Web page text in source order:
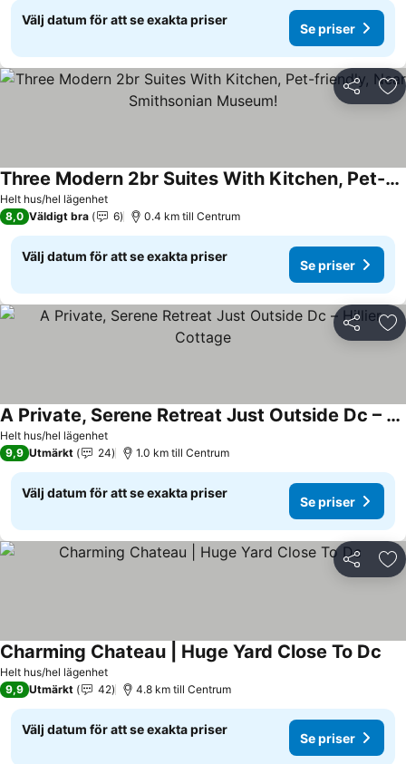
Välj datum för att se exakta priser
Se priser
Dela
Helt hus/hel lägenhet
Three Modern 2br Suites With Kitchen, Pet-friendly, Near Smithsonian Museum!
Se priser
8,0 Väldigt bra 6 0.4 km till Centrum
Välj datum för att se exakta priser
Se priser
Dela
Helt hus/hel lägenhet
A Private, Serene Retreat Just Outside Dc – Hillier Cottage
Se priser
9,9 Utmärkt 24 1.0 km till Centrum
Välj datum för att se exakta priser
Se priser
Dela
Helt hus/hel lägenhet
Charming Chateau | Huge Yard Close To Dc
9,9 Utmärkt 42 4.8 km till Centrum
Välj datum för att se exakta priser
Se priser